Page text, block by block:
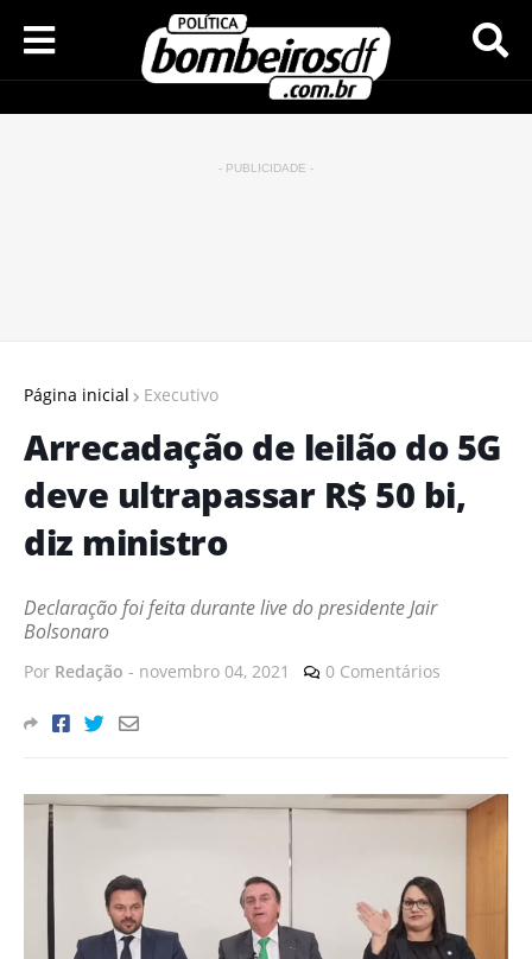
- PUBLICIDADE -
Página inicial Executivo
Arrecadação de leilão do 5G
deve ultrapassar R$ 50 bi,
diz ministro
Declaração foi feita durante live do presidente Jair
Bolsonaro
Por Redação - novembro 04, 2021 0 Comentários